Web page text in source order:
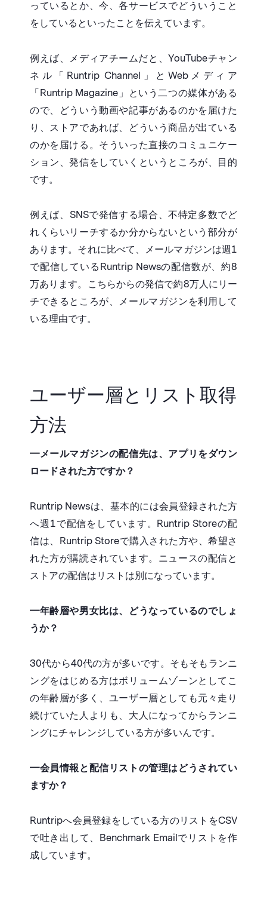
っているとか、今、各サービスでどういうこと
をしているといったことを伝えています。
例えば、メディアチームだと、YouTubeチャン
ネル「Runtrip Channel」とWebメディア
「Runtrip Magazine」という二つの媒体がある
ので、どういう動画や記事があるのかを届けた
り、ストアであれば、どういう商品が出ている
のかを届ける。そういった直接のコミュニケー
ション、発信をしていくというところが、目的
です。
例えば、SNSで発信する場合、不特定多数でど
れくらいリーチするか分からないという部分が
あります。それに比べて、メールマガジンは週1
で配信しているRuntrip Newsの配信数が、約8
万あります。こちらからの発信で約8万人にリー
チできるところが、メールマガジンを利用して
いる理由です。
ユーザー層とリスト取得
方法
━メールマガジンの配信先は、アプリをダウン
ロードされた方ですか？
Runtrip Newsは、基本的には会員登録された方
へ週1で配信をしています。Runtrip Storeの配
信は、Runtrip Storeで購入された方や、希望さ
れた方が購読されています。ニュースの配信と
ストアの配信はリストは別になっています。
━年齢層や男女比は、どうなっているのでしょ
うか？
30代から40代の方が多いです。そもそもランニ
ングをはじめる方はボリュームゾーンとしてこ
の年齢層が多く、ユーザー層としても元々走り
続けていた人よりも、大人になってからランニ
ングにチャレンジしている方が多いんです。
━会員情報と配信リストの管理はどうされてい
ますか？
Runtripへ会員登録をしている方のリストをCSV
で吐き出して、Benchmark Emailでリストを作
成しています。